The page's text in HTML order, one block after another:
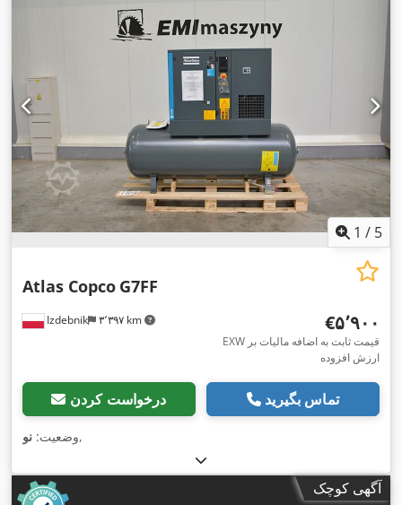
1 / 5
Izdebnik ۳٬۳۹۷ km
Atlas Copco G7FF
‎€۵٬۹۰۰
EXW قیمت ثابت به اضافه مالیات بر
ارزش افزوده
درخواست کردن تماس بگیرید
وضعیت: نو ,
آگهی کوچک